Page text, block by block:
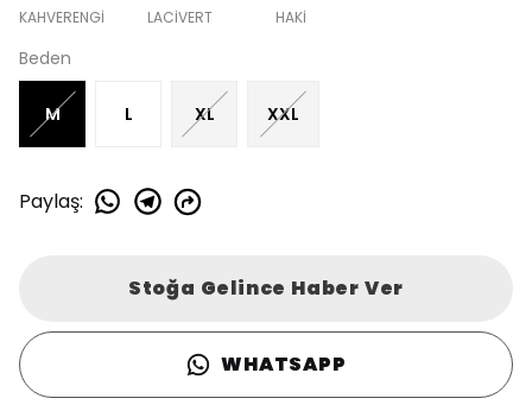
KAHVERENGİ LACİVERT HAKİ
Beden
M L XL XXL
Paylaş:
Stoğa Gelince Haber Ver
WHATSAPP